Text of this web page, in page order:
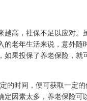
高，社保不足以应对。
老年生活来说，意外
果投保了养老保险，
时间，便可获取一定的
因素太多，养老保险